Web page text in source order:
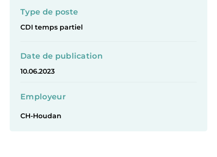
Type de poste
CDI temps partiel
Date de publication
10.06.2023
Employeur
CH-Houdan